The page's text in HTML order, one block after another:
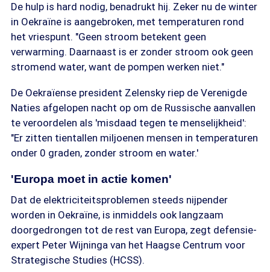
De hulp is hard nodig, benadrukt hij. Zeker nu de winter
in Oekraïne is aangebroken, met temperaturen rond
het vriespunt. "Geen stroom betekent geen
verwarming. Daarnaast is er zonder stroom ook geen
stromend water, want de pompen werken niet."
De Oekraïense president Zelensky riep de Verenigde
Naties afgelopen nacht op om de Russische aanvallen
te veroordelen als 'misdaad tegen te menselijkheid':
"Er zitten tientallen miljoenen mensen in temperaturen
onder 0 graden, zonder stroom en water.'
'Europa moet in actie komen'
Dat de elektriciteitsproblemen steeds nijpender
worden in Oekraïne, is inmiddels ook langzaam
doorgedrongen tot de rest van Europa, zegt defensie-
expert Peter Wijninga van het Haagse Centrum voor
Strategische Studies (HCSS).